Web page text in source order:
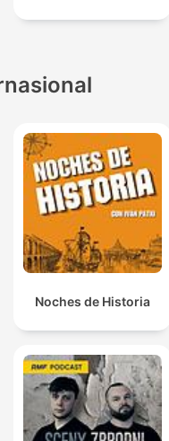
Noches de Historia